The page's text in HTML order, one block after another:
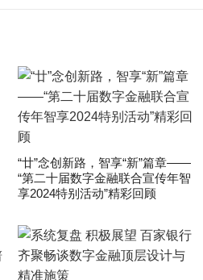
“廿”念创新路，智享“新”篇章——
“第二十届数字金融联合宣传年智
享2024特别活动”精彩回顾